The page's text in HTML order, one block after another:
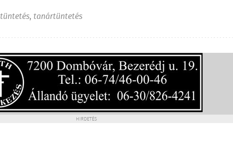
tüntetés, tanártüntetés
HIRDETÉS